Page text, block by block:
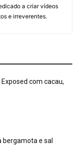
a criar vídeos
e irreverentes.
com cacau,
bergamota e sal